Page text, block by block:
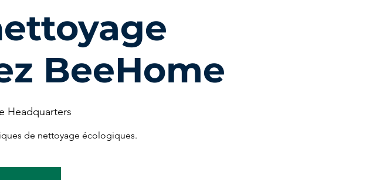
BeeHome
Headquarters
de nettoyage écologiques.